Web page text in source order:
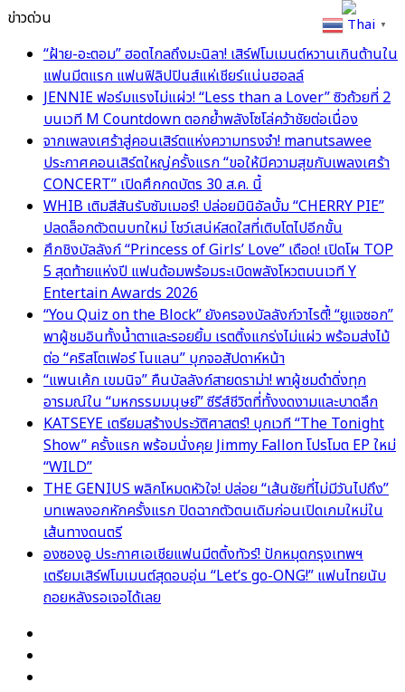
ข่าวด่วน
“ฝ้าย-อะตอม” ฮอตไกลถึงมะนิลา! เสิร์ฟโมเมนต์หวานเกินต้านใน
แฟนมีตแรก แฟนฟิลิปปินส์แห่เชียร์แน่นฮอลล์
JENNIE ฟอร์มแรงไม่แผ่ว! “Less than a Lover” ซิวถ้วยที่ 2
บนเวที M Countdown ตอกย้ำพลังโซโล่คว้าชัยต่อเนื่อง
จากเพลงเศร้าสู่คอนเสิร์ตแห่งความทรงจำ! manutsawee
ประกาศคอนเสิร์ตใหญ่ครั้งแรก “ขอให้มีความสุขกับเพลงเศร้า
CONCERT” เปิดศึกกดบัตร 30 ส.ค. นี้
WHIB เติมสีสันรับซัมเมอร์! ปล่อยมินิอัลบั้ม “CHERRY PIE”
ปลดล็อกตัวตนบทใหม่ โชว์เสน่ห์สดใสที่เติบโตไปอีกขั้น
ศึกชิงบัลลังก์ “Princess of Girls’ Love” เดือด! เปิดโผ TOP
5 สุดท้ายแห่งปี แฟนด้อมพร้อมระเบิดพลังโหวตบนเวที Y
Entertain Awards 2026
“You Quiz on the Block” ยังครองบัลลังก์วาไรตี้! “ยูแจซอก”
พาผู้ชมอินทั้งน้ำตาและรอยยิ้ม เรตติ้งแกร่งไม่แผ่ว พร้อมส่งไม้
ต่อ “คริสโตเฟอร์ โนแลน” บุกจอสัปดาห์หน้า
“แพนเค้ก เขมนิจ” คืนบัลลังก์สายดราม่า! พาผู้ชมดำดิ่งทุก
อารมณ์ใน “มหกรรมมนุษย์” ซีรีส์ชีวิตที่ทั้งงดงามและบาดลึก
KATSEYE เตรียมสร้างประวัติศาสตร์! บุกเวที “The Tonight
Show” ครั้งแรก พร้อมนั่งคุย Jimmy Fallon โปรโมต EP ใหม่
“WILD”
THE GENIUS พลิกโหมดหัวใจ! ปล่อย “เส้นชัยที่ไม่มีวันไปถึง”
บทเพลงอกหักครั้งแรก ปิดฉากตัวตนเดิมก่อนเปิดเกมใหม่ใน
เส้นทางดนตรี
องซองอู ประกาศเอเชียแฟนมีตติ้งทัวร์! ปักหมุดกรุงเทพฯ
เตรียมเสิร์ฟโมเมนต์สุดอบอุ่น “Let’s go-ONG!” แฟนไทยนับ
ถอยหลังรอเจอได้เลย
Thai ▼